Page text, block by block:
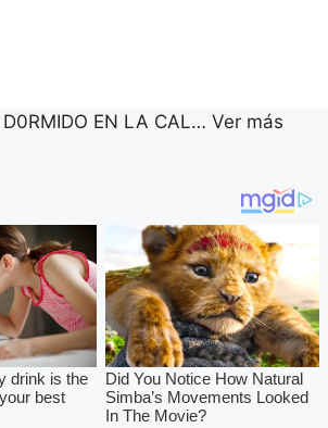
EN LA CAL… Ver más